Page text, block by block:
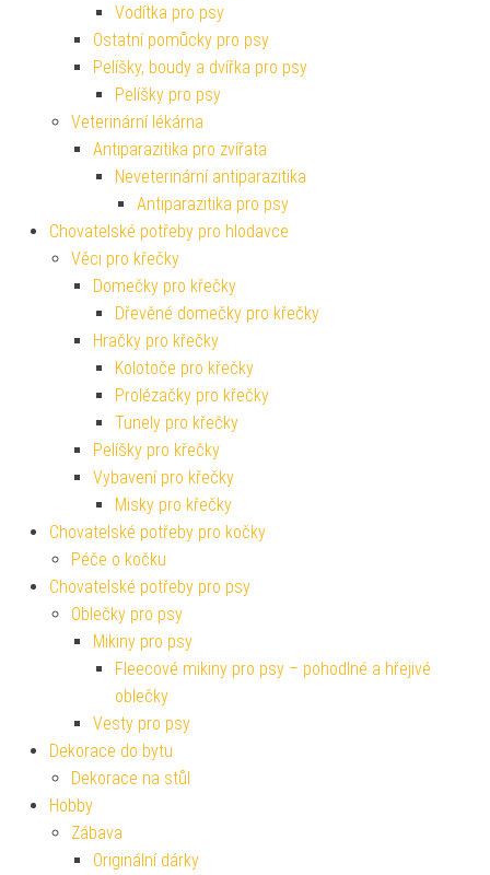
Vodítka pro psy
Ostatní pomůcky pro psy
Pelíšky, boudy a dvířka pro psy
Pelíšky pro psy
Veterinární lékárna
Antiparazitika pro zvířata
Neveterinární antiparazitika
Antiparazitika pro psy
Chovatelské potřeby pro hlodavce
Věci pro křečky
Domečky pro křečky
Dřevěné domečky pro křečky
Hračky pro křečky
Kolotoče pro křečky
Prolézačky pro křečky
Tunely pro křečky
Pelíšky pro křečky
Vybavení pro křečky
Misky pro křečky
Chovatelské potřeby pro kočky
Péče o kočku
Chovatelské potřeby pro psy
Oblečky pro psy
Mikiny pro psy
Fleecové mikiny pro psy – pohodlné a hřejivé
oblečky
Vesty pro psy
Dekorace do bytu
Dekorace na stůl
Hobby
Zábava
Originální dárky